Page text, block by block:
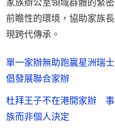
家族辦公室領域群體的緊
前瞻性的環境，協助家族
現跨代傳承。
單一家辦無助跑贏星洲瑞
倡發展聯合家辦
杜拜王子不在港開家辦
族而非個人決定